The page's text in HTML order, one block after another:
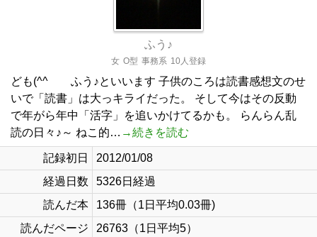
ふう♪
女 O型 事務系 10人登録
ども(^^ゞ ふう♪といいます 子供のころは読書感想文のせ
いで「読書」は大っキライだった。 そして今はその反動
で年がら年中「活字」を追いかけてるかも。 らんらん乱
読の日々♪～ ねこ的… →続きを読む
記録初日
2012/01/08
経過日数
5326日経過
読んだ本
136冊（1日平均0.03冊)
読んだページ
26763（1日平均5）